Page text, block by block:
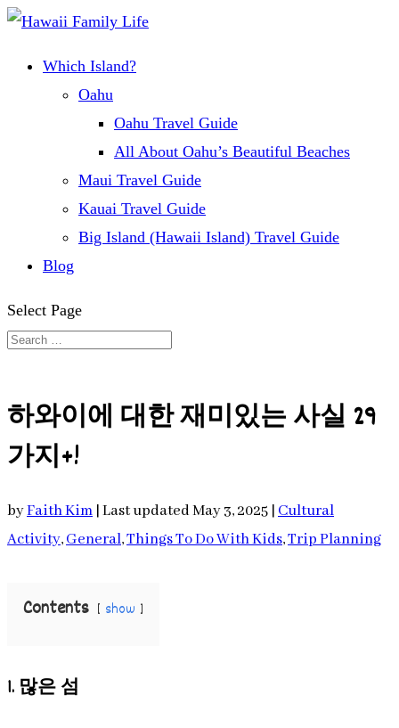
Which Island?
Oahu
Oahu Travel Guide
All About Oahu’s Beautiful Beaches
Maui Travel Guide
Kauai Travel Guide
Big Island (Hawaii Island) Travel Guide
Blog
Select Page
하와이에 대한 재미있는 사실 29
가지+!
byFaith Kim Last updated May 3, 2025 Cultural
Activity,General,Things To Do With Kids,Trip Planning
Contents show
1. 많은 섬